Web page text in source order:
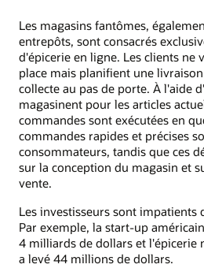
Les magasins fantômes,
entrepôts, sont consacrés
d'épicerie en ligne. Les clients ne
place mais planifient une
collecte au pas de porte. À l'aide
magasinent pour les articles
commandes sont exécutées en
commandes rapides et précises
consommateurs, tandis que ces
sur la conception du magasin et
vente.
Les investisseurs sont impatients
Par exemple, la start-up
4 milliards de dollars et l'épicerie
a levé 44 millions de dollars.